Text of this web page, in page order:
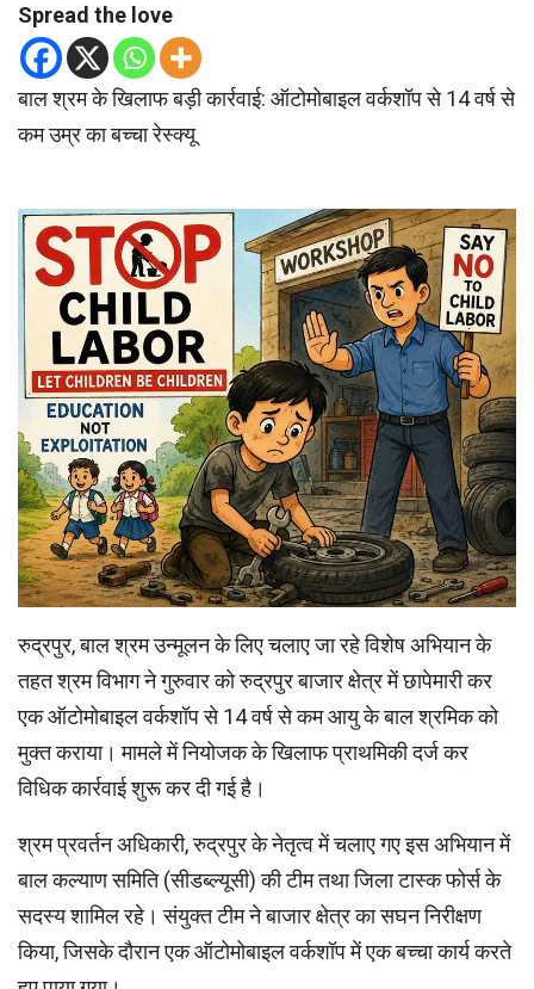
Spread the love
बाल श्रम के खिलाफ बड़ी कार्रवाई: ऑटोमोबाइल वर्कशॉप से 14 वर्ष से
कम उम्र का बच्चा रेस्क्यू
रुद्रपुर, बाल श्रम उन्मूलन के लिए चलाए जा रहे विशेष अभियान के
तहत श्रम विभाग ने गुरुवार को रुद्रपुर बाजार क्षेत्र में छापेमारी कर
एक ऑटोमोबाइल वर्कशॉप से 14 वर्ष से कम आयु के बाल श्रमिक को
मुक्त कराया। मामले में नियोजक के खिलाफ प्राथमिकी दर्ज कर
विधिक कार्रवाई शुरू कर दी गई है।
श्रम प्रवर्तन अधिकारी, रुद्रपुर के नेतृत्व में चलाए गए इस अभियान में
बाल कल्याण समिति (सीडब्ल्यूसी) की टीम तथा जिला टास्क फोर्स के
सदस्य शामिल रहे। संयुक्त टीम ने बाजार क्षेत्र का सघन निरीक्षण
किया, जिसके दौरान एक ऑटोमोबाइल वर्कशॉप में एक बच्चा कार्य करते